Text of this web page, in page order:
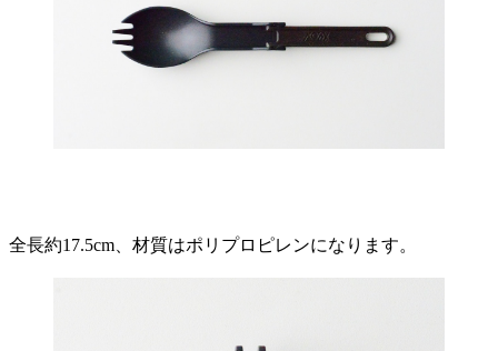
全長約17.5cm、材質はポリプロピレンになります。